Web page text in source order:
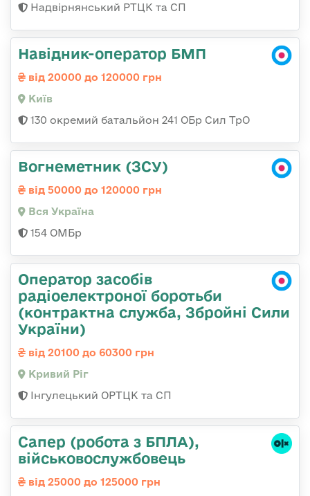
Надвірнянський РТЦК та СП
Навідник-оператор БМП
від 20000 до 120000 грн
Київ
130 окремий батальйон 241 ОБр Сил ТрО
Вогнеметник (ЗСУ)
від 50000 до 120000 грн
Вся Україна
154 ОМБр
Оператор засобів
радіоелектроної боротьби
(контрактна служба, Збройні Сили
України)
від 20100 до 60300 грн
Кривий Ріг
Інгулецький ОРТЦК та СП
Сапер (робота з БПЛА),
військовослужбовець
від 25000 до 125000 грн